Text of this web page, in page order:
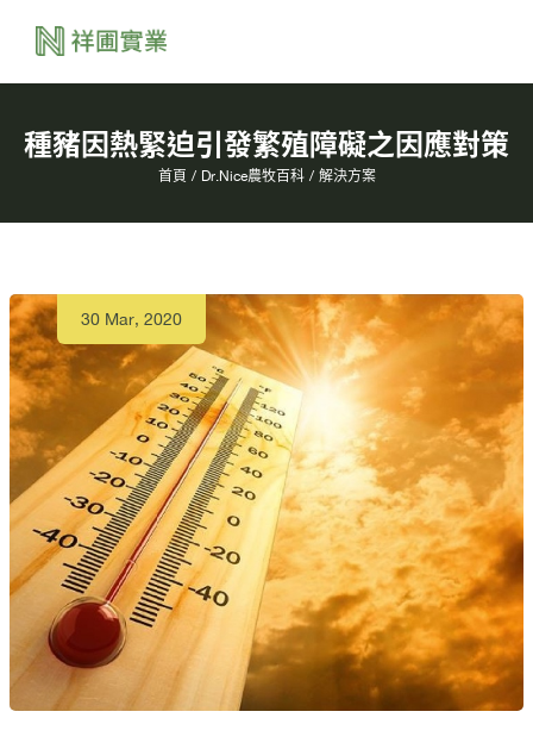
種豬因熱緊迫引發繁殖障礙之因應對策
首頁 Dr.Nice農牧百科 解決方案
30 Mar, 2020